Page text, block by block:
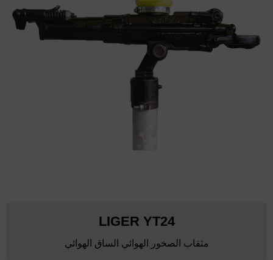
LIGER YT24
مثقاب الصخور الهوائي الساق الهوائي